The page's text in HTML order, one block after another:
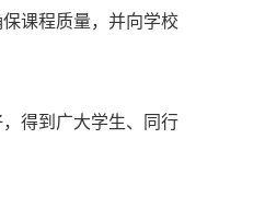
课程质量，并向学校
得到广大学生、同行